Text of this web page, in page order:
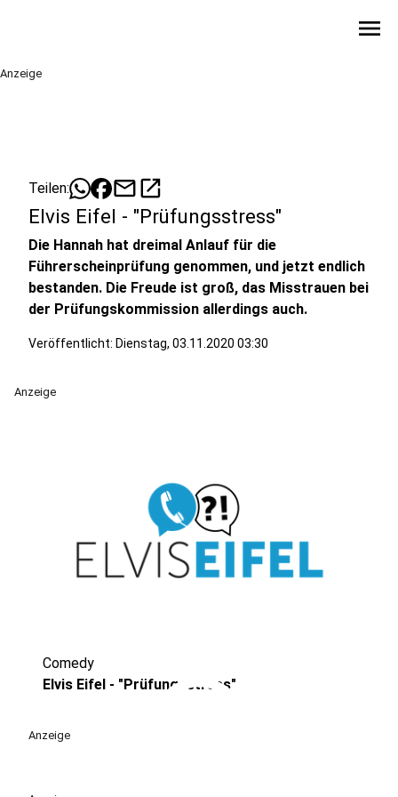
menu
Anzeige
Teilen: mailopen_in_new
Elvis Eifel - "Prüfungsstress"
Die Hannah hat dreimal Anlauf für die
Führerscheinprüfung genommen, und jetzt endlich
bestanden. Die Freude ist groß, das Misstrauen bei
der Prüfungskommission allerdings auch.
Veröffentlicht: Dienstag, 03.11.2020 03:30
Anzeige
play_circle
Comedy
Elvis Eifel - "Prüfungsstress"
Anzeige